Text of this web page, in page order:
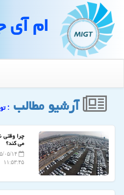
ام
آرشیو مطالب :
چرا
می کند؟
۱۴۰۵/
۱۱:۵۳:۴۵